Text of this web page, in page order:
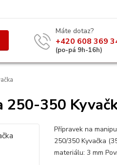
Máte dotaz?
+420 608 369
(po-pá 9h-16h)
250-350
Přípravek na
250/350 Kyvačka
materiálu: 3 mm